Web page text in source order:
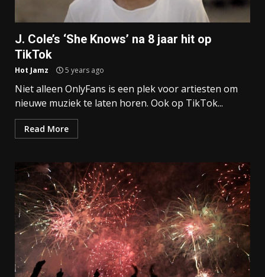
J. Cole’s ‘She Knows’ na 8 jaar hit op
TikTok
Hot Jamz 5 years ago
Niet alleen OnlyFans is een plek voor artiesten om
nieuwe muziek te laten horen. Ook op TikTok...
Read More